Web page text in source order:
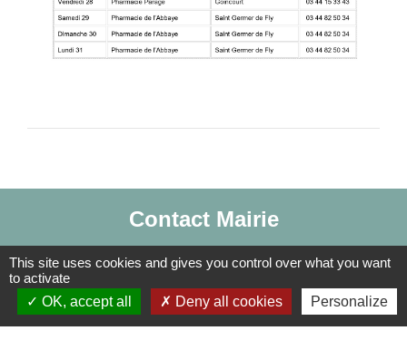
Contact Mairie
Commune d'Auneuil
60390 Auneuil - FRANCE
+33 3 44 47 70 23
This site uses cookies and gives you control over what you want
to activate
OK, accept all
Deny all cookies Personalize